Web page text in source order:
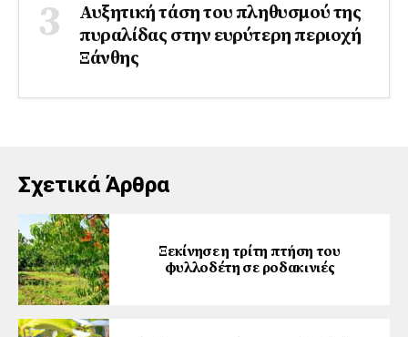
Αυξητική τάση του πληθυσμού της
πυραλίδας στην ευρύτερη περιοχή
Ξάνθης
Σχετικά Άρθρα
Ξεκίνησε η τρίτη πτήση του
φυλλοδέτη σε ροδακινιές